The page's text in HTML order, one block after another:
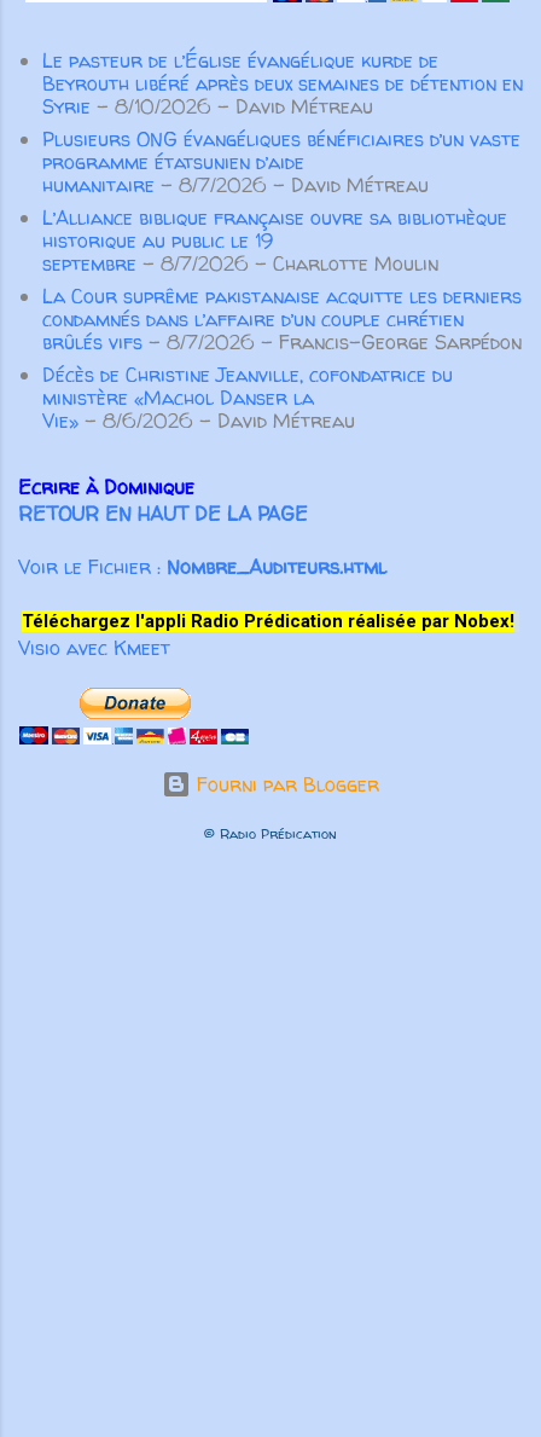
envisagerait de devenir
cinquante-six ans ? Maria
Fearing, bien sûr! Née esclave en
Alabama en 1838 [...] sa p...
Le pasteur de l’Église évangélique kurde de
Beyrouth libéré après deux semaines de détention en
Syrie - 8/10/2026 - David Métreau
Plusieurs ONG évangéliques bénéficiaires d’un vaste
programme étatsunien d’aide
humanitaire - 8/7/2026 - David Métreau
L’Alliance biblique française ouvre sa bibliothèque
historique au public le 19
septembre - 8/7/2026 - Charlotte Moulin
La Cour suprême pakistanaise acquitte les derniers
condamnés dans l’affaire d’un couple chrétien
brûlés vifs - 8/7/2026 - Francis-George Sarpédon
Décès de Christine Jeanville, cofondatrice du
ministère «Machol Danser la
Vie» - 8/6/2026 - David Métreau
Ecrire à Dominique
RETOUR EN HAUT DE LA PAGE
Voir le Fichier : Nombre_Auditeurs.html
Téléchargez l'appli Radio Prédication réalisée par Nobex!
Visio avec Kmeet
Fourni par Blogger
© Radio Prédication